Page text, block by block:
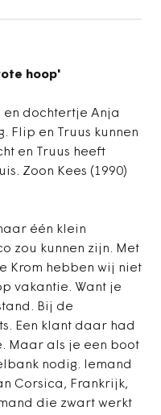
hoop'
en dochtertje Anja
Flip en Truus kunnen
en Truus heeft
Zoon Kees (1990)
één klein
zou kunnen zijn. Met
Krom hebben wij niet
vakantie. Want je
Bij de
Een klant daar had
Maar als je een boot
nodig. Iemand
Corsica, Frankrijk,
die zwart werkt